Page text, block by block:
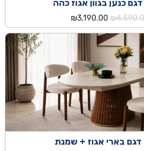
כנען בגוון אגוז כהה
₪ המחיר
המקורי
היה:
₪4,590.00.
₪3,190.00
הנוכחי
הוא:
₪3,190.00.
דגם בארי אגוז + שמנת